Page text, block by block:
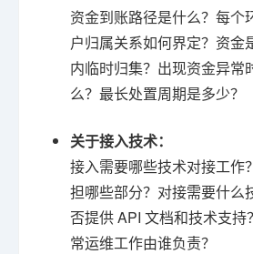
资金到账路径是什么？每个
户归属关系如何界定？资金
内临时归集？出现资金异常
么？最长处置周期是多少？
关于接入技术：
接入需要哪些技术对接工作
担哪些部分？对接需要什么
否提供 API 文档和技术支持
常运维工作由谁负责？